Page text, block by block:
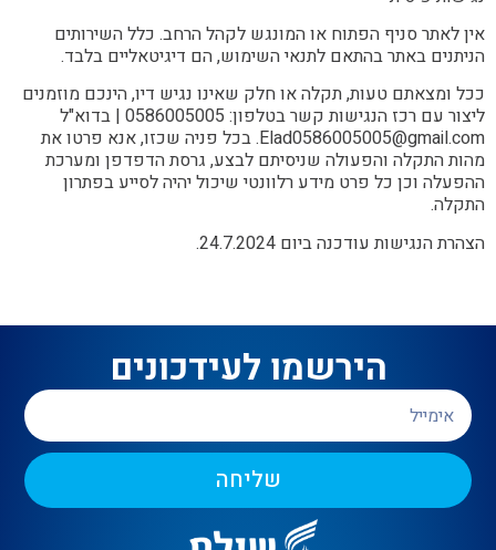
אין לאתר סניף הפתוח או המונגש לקהל הרחב. כלל השירותים
הניתנים באתר בהתאם לתנאי השימוש, הם דיגיטאליים בלבד.
ככל ומצאתם טעות, תקלה או חלק שאינו נגיש דיו, הינכם מוזמנים
ליצור עם רכז הנגישות קשר בטלפון: 0586005005 | בדוא"ל
Elad0586005005@gmail.com. בכל פניה שכזו, אנא פרטו את
מהות התקלה והפעולה שניסיתם לבצע, גרסת הדפדפן ומערכת
ההפעלה וכן כל פרט מידע רלוונטי שיכול יהיה לסייע בפתרון
התקלה.
הצהרת הנגישות עודכנה ביום 24.7.2024.
הירשמו לעידכונים
שליחה